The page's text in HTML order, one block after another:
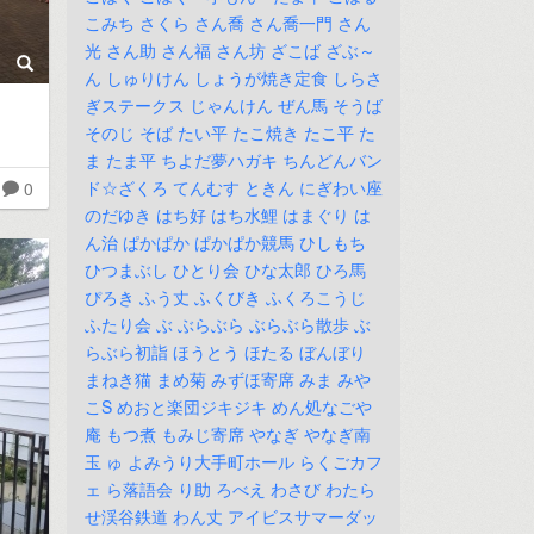
0
こみち さくら さん喬 さん喬一門 さん
光 さん助 さん福 さん坊 ざこば ざぶ～
ん しゅりけん しょうが焼き定食 しらさ
ぎステークス じゃんけん ぜん馬 そうば
そのじ そば たい平 たこ焼き たこ平 た
ま たま平 ちよだ夢ハガキ ちんどんバン
ド☆ざくろ てんむす ときん にぎわい座
のだゆき はち好 はち水鯉 はまぐり は
ん治 ぱかぱか ぱかぱか競馬 ひしもち
ひつまぶし ひとり会 ひな太郎 ひろ馬
ぴろき ふう丈 ふくびき ふくろこうじ
ふたり会 ぶ ぶらぶら ぶらぶら散歩 ぶ
らぶら初詣 ほうとう ほたる ぼんぼり
まねき猫 まめ菊 みずほ寄席 みま みや
こS めおと楽団ジキジキ めん処なごや
庵 もつ煮 もみじ寄席 やなぎ やなぎ南
玉 ゅ よみうり大手町ホール らくごカフ
ェ ら落語会 り助 ろべえ わさび わたら
せ渓谷鉄道 わん丈 アイビスサマーダッ